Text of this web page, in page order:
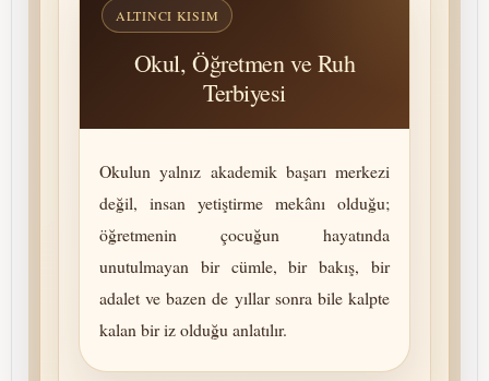
ALTINCI KISIM
Okul, Öğretmen ve Ruh
Terbiyesi
Okulun yalnız akademik başarı merkezi
değil, insan yetiştirme mekânı olduğu;
öğretmenin çocuğun hayatında
unutulmayan bir cümle, bir bakış, bir
adalet ve bazen de yıllar sonra bile kalpte
kalan bir iz olduğu anlatılır.